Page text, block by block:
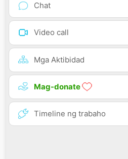
Chat
Video call
Mga Aktibidad
Mag-donate
Timeline ng trabaho